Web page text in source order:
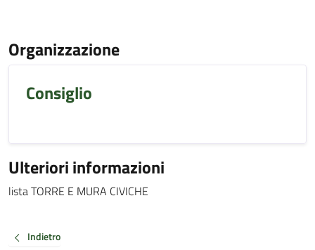
Organizzazione
Consiglio
Ulteriori informazioni
lista TORRE E MURA CIVICHE
Indietro